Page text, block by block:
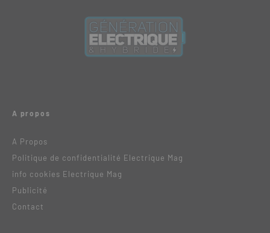
A propos
A Propos
Politique de confidentialité Electrique Mag
info cookies Electrique Mag
Publicité
Contact